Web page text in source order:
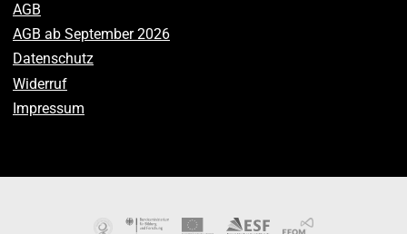
AGB
AGB ab September 2026
Datenschutz
Widerruf
Impressum